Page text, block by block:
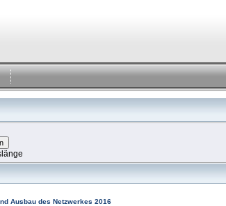
Ausbau des Netzwerkes 2016